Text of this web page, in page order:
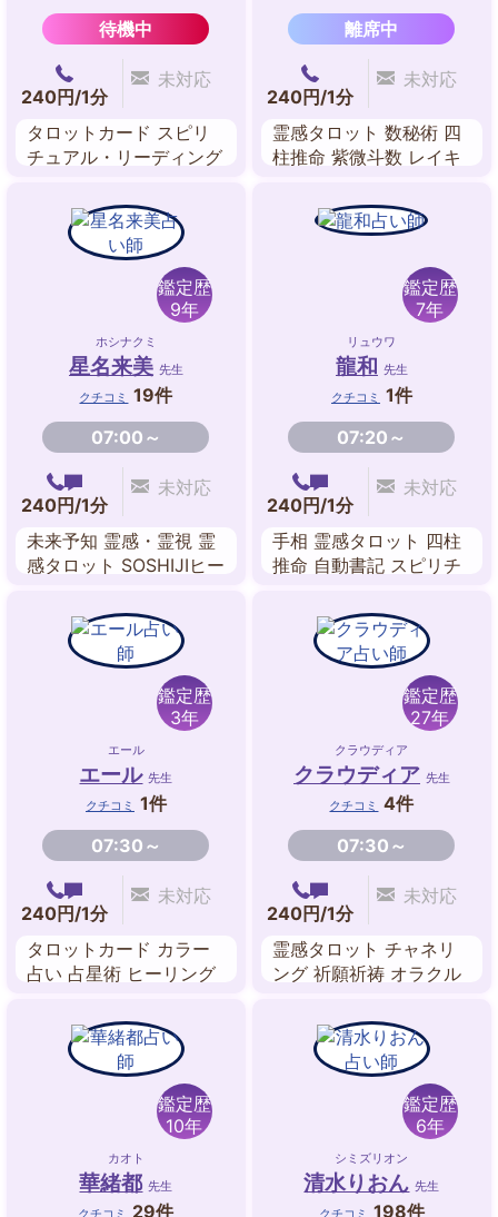
待機中
240円/1分
未対応
タロットカード スピリ
チュアル・リーディング
ペンジュラム 手相 人
相・顔相
離席中
240円/1分
未対応
霊感タロット 数秘術 四
柱推命 紫微斗数 レイキ
判断 ルノルマンカード
鑑定歴
9年
ホシナクミ
星名来美 先生
クチコミ
19件
07:00～
240円/1分
未対応
未来予知 霊感・霊視 霊
感タロット SOSHIJIヒー
グ インナーチャイルド
潜在意識
鑑定歴
7年
リュウワ
龍和 先生
クチコミ 1件
07:20～
240円/1分
未対応
手相 霊感タロット 四柱
推命 自動書記 スピリチ
鑑定歴
3年
エール
エール 先生
クチコミ 1件
07:30～
240円/1分
未対応
タロットカード カラー
占い 占星術 ヒーリング
鑑定歴
27年
クラウディア
クラウディア 先生
クチコミ
4件
07:30～
240円/1分
未対応
霊感タロット チャネリ
ング 祈願祈祷 オラクル
ュアル・リーディング
エネルギーワーク 遠隔
ヒーリング ペンデュラ
鑑定歴
10年
カオト
華緒都 先生
クチコミ 29件
鑑定歴
6年
シミズリオン
清水りおん 先生
クチコミ 198件